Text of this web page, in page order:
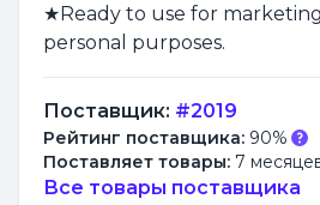
★Ready to use for
personal purposes.
Поставщик: #2019
Рейтинг поставщика: 90%
Поставляет товары: 7
Все товары поставщика